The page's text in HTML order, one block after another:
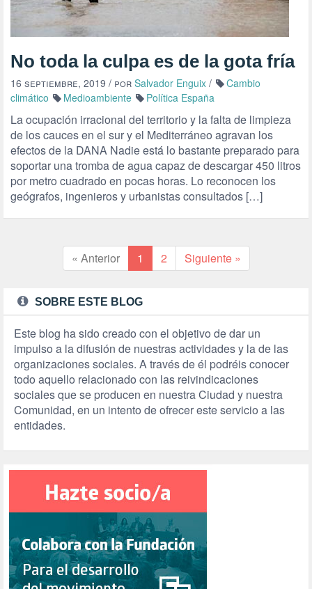
No toda la culpa es de la gota fría
16 septiembre, 2019 / por Salvador Enguix /
Cambio
climático
Medioambiente Política España
La ocupación irracional del territorio y la falta de limpieza
de los cauces en el sur y el Mediterráneo agravan los
efectos de la DANA Nadie está lo bastante preparado para
soportar una tromba de agua capaz de descargar 450 litros
por metro cuadrado en pocas horas. Lo reconocen los
geógrafos, ingenieros y urbanistas consultados […]
« Anterior 1 2 Siguiente »
SOBRE ESTE BLOG
Este blog ha sido creado con el objetivo de dar un
impulso a la difusión de nuestras actividades y la de las
organizaciones sociales. A través de él podréis conocer
todo aquello relacionado con las reivindicaciones
sociales que se producen en nuestra Ciudad y nuestra
Comunidad, en un intento de ofrecer este servicio a las
entidades.